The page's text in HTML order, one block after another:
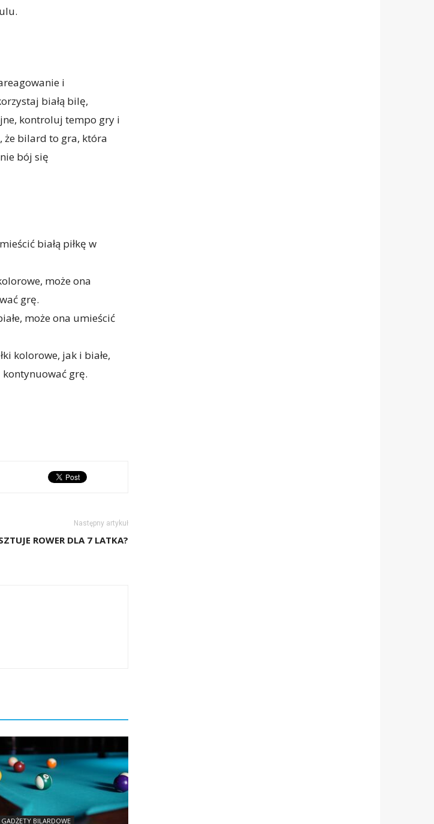
i
białą bilę,
kontroluj tempo gry i
że bilard to gra, która
bój się
białą piłkę w
może ona
grę.
może ona umieścić
kolorowe, jak i białe,
kontynuować grę.
Następny artykuł
ROWER DLA 7 LATKA?
GADŻETY BILARDOWE